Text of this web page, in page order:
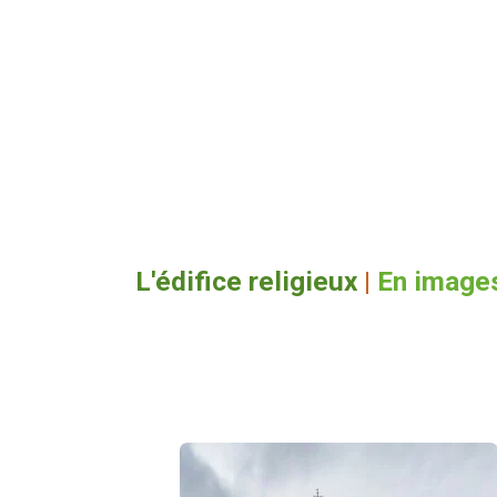
L'édifice religieux | En